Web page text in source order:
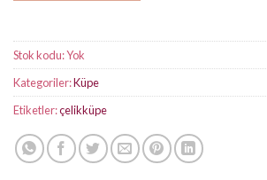
Stok kodu:Yok
Kategoriler:Küpe
Etiketler:çelikküpe